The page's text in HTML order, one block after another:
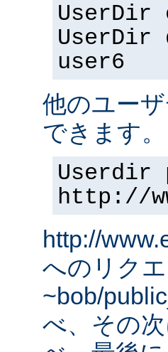
UserDir
UserDir
user6
他のユー
できます
Userdir
http://
http://
へのリク
~bob/
べ、その